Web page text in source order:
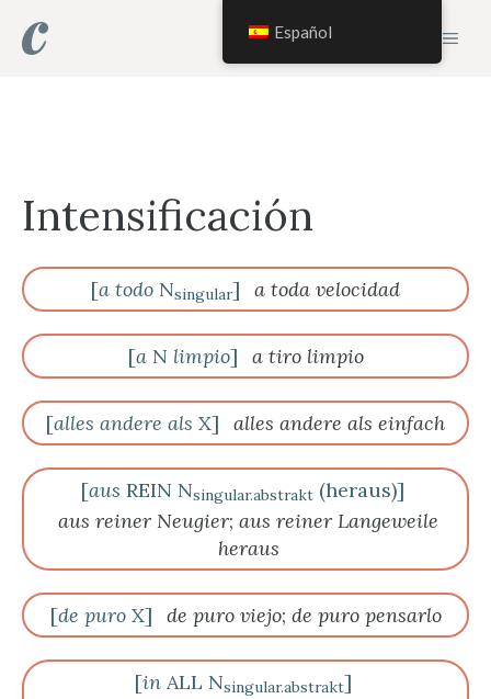
Intensificación
[a todo Nsingular] a toda velocidad
[aN limpio] a tiro limpio
[alles andere als X] alles andere als einfach
[aus REIN Nsingular.abstrakt (heraus)]
aus reiner Neugier; aus reiner Langeweile
heraus
[de puroX] de puro viejo; de puro pensarlo
[inALL Nsingular.abstrakt]
Español